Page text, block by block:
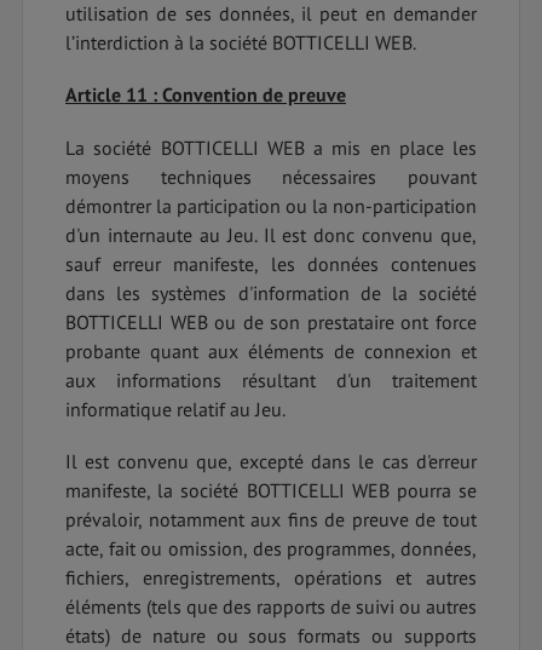
utilisation de ses données, il peut en demander
l’interdiction à la société BOTTICELLI WEB.
Article 11 : Convention de preuve
La société BOTTICELLI WEB a mis en place les
moyens techniques nécessaires pouvant
démontrer la participation ou la non-participation
d'un internaute au Jeu. Il est donc convenu que,
sauf erreur manifeste, les données contenues
dans les systèmes d'information de la société
BOTTICELLI WEB ou de son prestataire ont force
probante quant aux éléments de connexion et
aux informations résultant d'un traitement
informatique relatif au Jeu.
Il est convenu que, excepté dans le cas d'erreur
manifeste, la société BOTTICELLI WEB pourra se
prévaloir, notamment aux fins de preuve de tout
acte, fait ou omission, des programmes, données,
fichiers, enregistrements, opérations et autres
éléments (tels que des rapports de suivi ou autres
états) de nature ou sous formats ou supports